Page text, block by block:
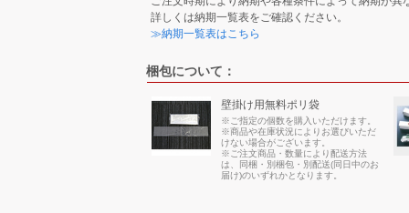
詳しくは納期一覧表をご確認ください。
≫納期一覧表はこちら
梱包について：
壁掛け用無料ポリ袋
※ご指定の個数を購入いただけます。
※商品や在庫状況によりお選びいただ
けない場合がございます。
※ご注文商品・数量により配送方法
は、同梱・別梱包・別配送(同日中のお
届け)のいずれかとなります。